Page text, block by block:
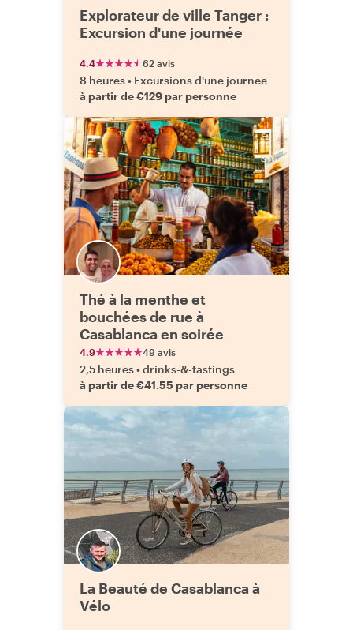
Explorateur de ville Tanger :
Excursion d'une journée
4.4 62 avis
8 heures• Excursions d'une journee
à partir de €129 par personne
Thé à la menthe et
bouchées de rue à
Casablanca en soirée
4.9 49 avis
2,5 heures•drinks-&-tastings
à partir de €41.55 par personne
La Beauté de Casablanca à
Vélo